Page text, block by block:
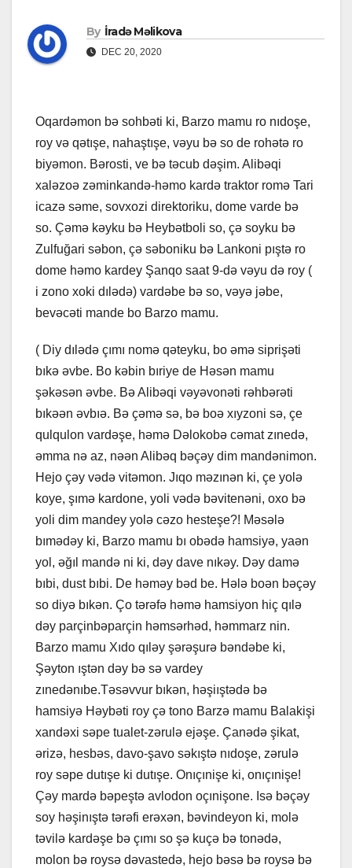
By İradə Məlikova
DEC 20, 2020
Oqardəmon bə sohbəti ki, Barzo mamu ro nıdoşe,
roy və qətışe, nahaştışe, vəyu bə so de rohətə ro
biyəmon. Bərosti, ve bə təcub dəşim. Alibəqi
xaləzoə zəminkandə-həmo kardə traktor romə Tari
icazə səme, sovxozi direktoriku, dome varde bə
so. Çəmə kəyku bə Heybətboli so, çə soyku bə
Zulfuğari səbon, çə səboniku bə Lankoni pıştə ro
dome həmo kardey Şanqo saat 9-də vəyu də roy (
i zono xoki dılədə) vardəbe bə so, vəyə jəbe,
bevəcəti mande bo Barzo mamu.
( Diy dılədə çımı nomə qəteyku, bo əmə siprişəti
bıkə əvbe. Bo kəbin bıriye de Həsən mamu
şəkəsən əvbe. Bə Alibəqi vəyəvonəti rəhbərəti
bıkəən əvbıə. Bə çəmə sə, bə boə xıyzoni sə, çe
qulqulon vardəşe, həmə Dəlokobə cəmat zınedə,
əmma nə az, nəən Alibəq bəçəy dim mandənimon.
Hejo çəy vədə vitəmon. Jıqo məzınən ki, çe yolə
koye, şımə kardone, yoli vədə bəvitenəni, oxo bə
yoli dim mandey yolə cəzo hesteşe?! Məsələ
bımədəy ki, Barzo mamu bı obədə hamsiyə, yaən
yol, əğıl mandə ni ki, dəy dave nıkəy. Dəy damə
bıbi, dust bıbi. De həməy bəd be. Hələ boən bəçəy
so diyə bıkən. Ço tərəfə həmə hamsiyon hiç qılə
dəy parçinbəparçin həmsərhəd, həmmarz nin.
Barzo mamu Xıdo qıləy şərəşurə bəndəbe ki,
Şəyton ıştən dəy bə sə vardey
zınedənıbe.Təsəvvur bıkən, həşiıştədə bə
hamsiyə Həybəti roy çə tono Barzə mamu Balakişi
xandəxi səpe tualet-zərulə ejəşe. Çanədə şikat,
ərizə, hesbəs, davo-şavo səkıştə nıdoşe, zərulə
roy səpe dutışe ki dutışe. Onıçınişe ki, onıçınişe!
Çəy mardə bəpeştə avlodon oçınişone. Isə bəçəy
soy həşinıştə tərəfi erəxən, bəvindeyon ki, molə
təvilə kardəşe bə çımı so şə kuçə bə tonədə,
molon bə roysə dəvastedə, hejo bəsə bə roysə bə